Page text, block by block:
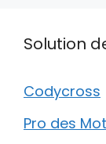
Solution
Codycross
Pro des